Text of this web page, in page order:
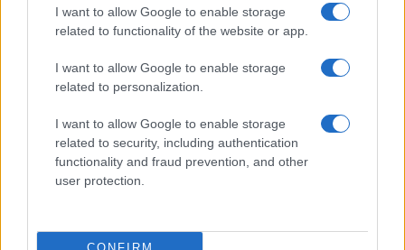
I want to allow Google to enable storage
related to functionality of the website or app.
I want to allow Google to enable storage
related to personalization.
I want to allow Google to enable storage
related to security, including authentication
functionality and fraud prevention, and other
user protection.
CONFIRM
LEGOLVASOTTABBAK
Számos népszerű Samsung Galaxy készülék kimarad a One
UI 9 frissítésből – itt a lista az érintett modellekről
iPhone 18 bemutató dátum - ekkor rántja le a leplet az
Apple az új csúcsmobilokról
Az Android rejtett automatizmusai: hat funkció, amely
észrevétlenül könnyíti meg a mindennapokat
mobilhasználatot – sokan mégsem tudnak róla